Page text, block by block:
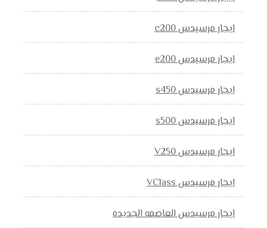
ايجار مرسيدس c200
ايجار مرسيدس e200
ايجار مرسيدس s450
ايجار مرسيدس s500
ايجار مرسيدس V250
ايجار مرسيدس VClass
ايجار مرسيدس العاصمه الجديده